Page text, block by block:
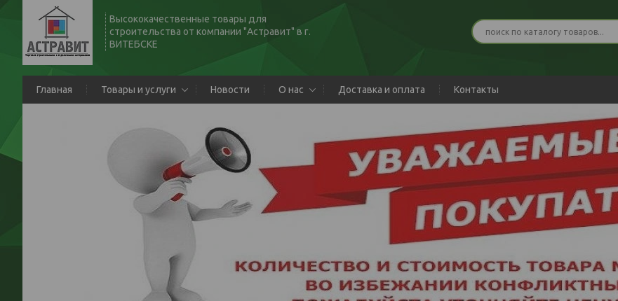
Высококачественные товары для
строительства от компании "Астравит" в г.
ВИТЕБСКЕ
Главная Товары и услуги Новости О нас Доставка и оплата Контакты